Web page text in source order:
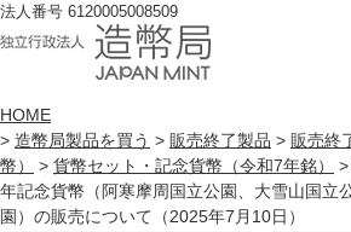
法人番号 6120005008509
造幣局案内
HOME
> 造幣局製品を買う > 販売終了製品 > 販売終
幣）
> 貨幣セット・記念貨幣（令和7年銘）
年記念貨幣（阿寒摩周国立公園、大雪山国立
園）の販売について（2025年7月10日）